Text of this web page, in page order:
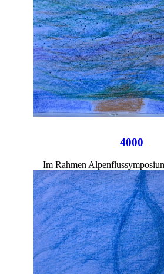
4000
Im Rahmen